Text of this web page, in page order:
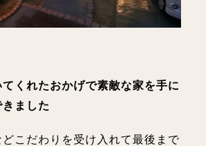
くれたおかげで素敵な家を手に
ました
こだわりを受け入れて最後まで